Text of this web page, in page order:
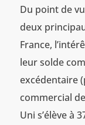
Du point de
deux
France,
leur solde
excédentaire
commercial
Uni s’élève à